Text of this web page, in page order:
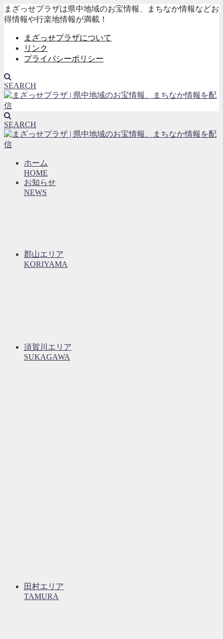
まざっせプラザは県中地域のお宝情報、まちなか情報などお
得情報や行楽地情報が満載！
まざっせプラザについて
リンク
プライバシーポリシー
SEARCH
SEARCH
ホーム
HOME
お知らせ
NEWS
郡山エリア
KORIYAMA
須賀川エリア
SUKAGAWA
田村エリア
TAMURA